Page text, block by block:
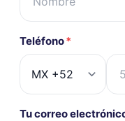
Teléfono*
Tu correo